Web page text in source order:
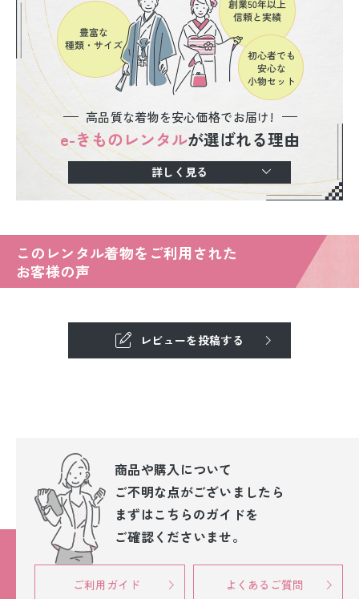
高品質な着物を安心価格でお届け!
e-きものレンタルが選ばれる理由
詳しく見る
このレンタル着物をご利用された
お客様の声
レビューを投稿する
商品や購入について
ご不明な点がございましたら
まずはこちらのガイドを
ご確認くださいませ。
ご利用ガイド よくあるご質問